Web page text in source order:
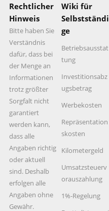
Rechtlicher
Hinweis
Bitte haben Sie
Verständnis
dafür, dass bei
der Menge an
Informationen
trotz größter
Sorgfalt nicht
garantiert
werden kann,
dass alle
Angaben richtig
oder aktuell
sind. Deshalb
erfolgen alle
Angaben ohne
Gewähr.
Wiki für
Selbstständi
ge
Betriebsausstat
tung
Investitionsabz
ugsbetrag
Werbekosten
Repräsentation
skosten
Kilometergeld
Umsatzsteuerv
orauszahlung
1%-Regelung